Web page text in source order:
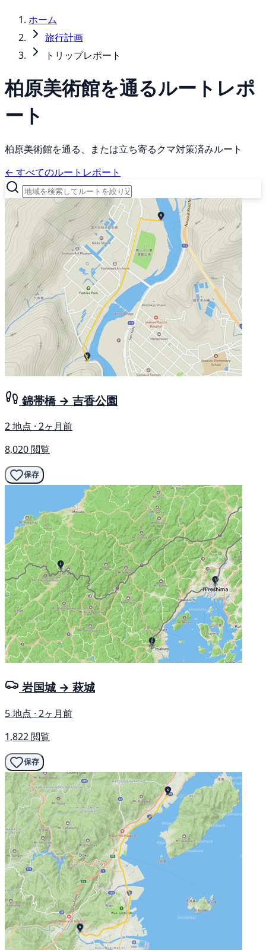
ホーム
旅行計画
トリップレポート
柏原美術館を通るルートレポ
ート
柏原美術館を通る、または立ち寄るクマ対策済みルート
← すべてのルートレポート
錦帯橋 → 吉香公園
2 地点 · 2ヶ月前
8,020 閲覧
保存
岩国城 → 萩城
5 地点 · 2ヶ月前
1,822 閲覧
保存